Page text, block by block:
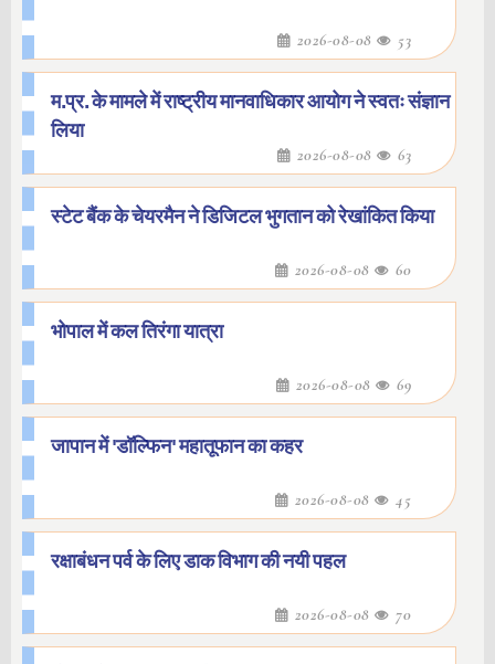
2026-08-08 53
म.प्र. के मामले में राष्ट्रीय मानवाधिकार आयोग ने स्वतः संज्ञान
लिया
2026-08-08 63
स्टेट बैंक के चेयरमैन ने डिजिटल भुगतान को रेखांकित किया
2026-08-08 60
भोपाल में कल तिरंगा यात्रा
2026-08-08 69
जापान में 'डॉल्फिन' महातूफान का कहर
2026-08-08 45
रक्षाबंधन पर्व के लिए डाक विभाग की नयी पहल
2026-08-08 70